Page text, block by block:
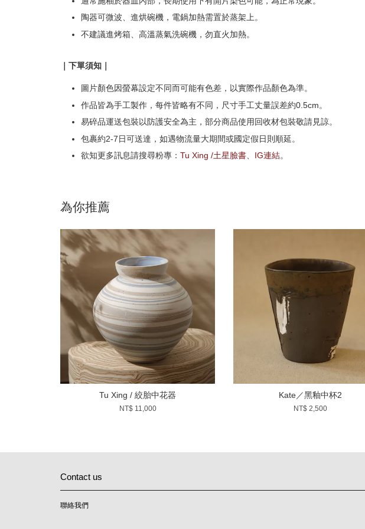
陶器可微波、進烘碗機，電鍋加熱需置於蒸架上。
不建議進烤箱、高溫蒸氣洗碗機，勿直火加熱。
｜下單須知｜
圖片顏色因螢幕設定不同而可能有色差，以實際作品顏色為準。
作品皆為手工製作，每件皆略有不同，尺寸手工丈量誤差約0.5cm。
易碎品運送包裝以防護安全為主，部分商品使用回收材包裝敬請見諒。
包裹約2-7日可送達，如遇物流量大期間或國定假日則順延。
欲知更多訊息請搜尋粉專： Tu Xing /土星臉書、 IG連結。
為你推薦
Tu Xing / 絞胎中花器
NT$ 11,000
Kate／黑釉中杯2
NT$ 2,500
Contact us
聯絡我們